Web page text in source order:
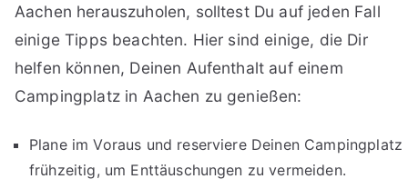
Aachen herauszuholen, solltest Du auf jeden Fall
einige Tipps beachten. Hier sind einige, die Dir
helfen können, Deinen Aufenthalt auf einem
Campingplatz in Aachen zu genießen:
Plane im Voraus und reserviere Deinen Campingplatz
frühzeitig, um Enttäuschungen zu vermeiden.